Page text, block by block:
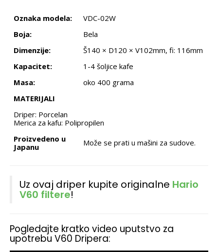
Oznaka modela:
VDC-02W
Boja:
Bela
Dimenzije:
Š140 × D120 × V102mm, fi: 116mm
Kapacitet:
1-4 šoljice kafe
Masa:
oko 400 grama
MATERIJALI
Driper: Porcelan
Merica za kafu: Polipropilen
Proizvedeno u
Japanu
Može se prati u mašini za sudove.
Uz ovaj driper kupite originalne Hario
V60 filtere!
Pogledajte kratko video uputstvo za
upotrebu V60 Dripera: